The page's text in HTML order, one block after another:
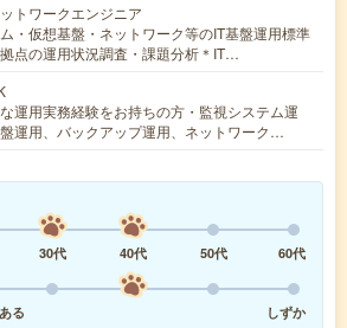
トワークエンジニア
・仮想基盤・ネットワーク等のIT基盤運用標準
点の運用状況調査・課題分析＊IT…
運用実務経験をお持ちの方・監視システム運
運用、バックアップ運用、ネットワーク…
30代 40代 50代
60代
る
しずか